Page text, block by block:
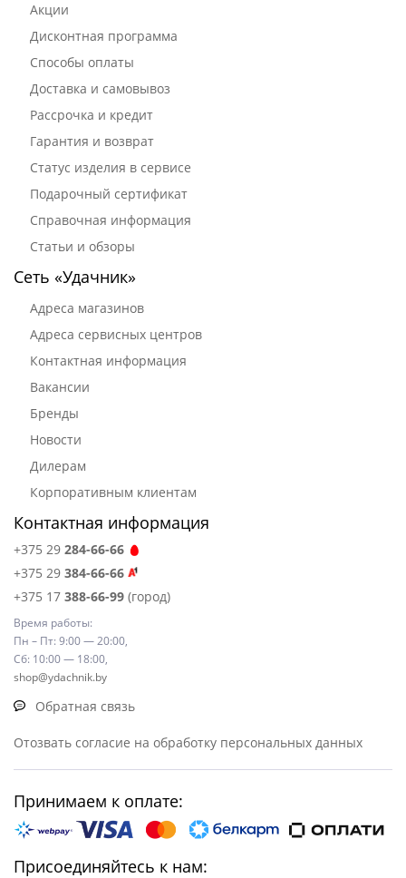
Акции
Дисконтная программа
Способы оплаты
Доставка и самовывоз
Рассрочка и кредит
Гарантия и возврат
Статус изделия в сервисе
Подарочный сертификат
Справочная информация
Статьи и обзоры
Сеть «Удачник»
Адреса магазинов
Адреса сервисных центров
Контактная информация
Вакансии
Бренды
Новости
Дилерам
Корпоративным клиентам
Контактная информация
+375 29 284-66-66
+375 29 384-66-66
+375 17 388-66-99 (город)
Время работы:
Пн – Пт: 9:00 — 20:00,
Сб: 10:00 — 18:00,
shop@ydachnik.by
Обратная связь
Отозвать согласие на обработку персональных данных
Принимаем к оплате:
Присоединяйтесь к нам: